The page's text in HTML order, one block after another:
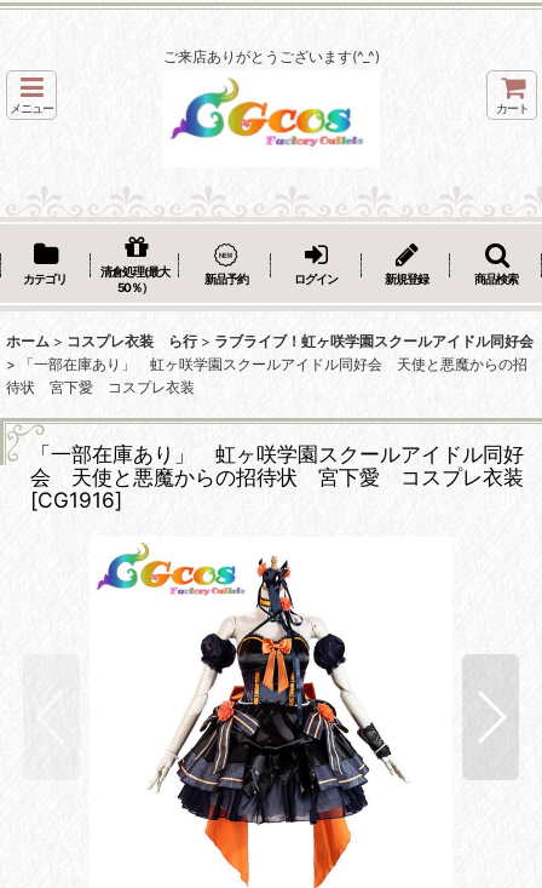
ご来店ありがとうございます(^_^)
メニュー カート
カテゴリ
清倉処理(最大
50％）
新品予約 ログイン 新規登録 商品検索
ホーム > コスプレ衣装 ら行 > ラブライブ！虹ヶ咲学園スクールアイドル同好会
>
「一部在庫あり」 虹ヶ咲学園スクールアイドル同好会 天使と悪魔からの招
待状 宮下愛 コスプレ衣装
「一部在庫あり」 虹ヶ咲学園スクールアイドル同好
会 天使と悪魔からの招待状 宮下愛 コスプレ衣装
[CG1916]